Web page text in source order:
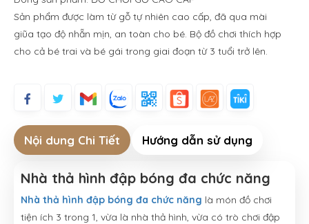
Sản phẩm được làm từ gỗ tự nhiên cao cấp, đã qua mài
giũa tạo độ nhẵn mịn, an toàn cho bé. Bộ đồ chơi thích hợp
cho cả bé trai và bé gái trong giai đoạn từ 3 tuổi trở lên.
Nội dung Chi Tiết Hướng dẫn sử dụng
Nhà thả hình đập bóng đa chức năng
Nhà thả hình đập bóng đa chức năng là món đồ chơi
tiện ích 3 trong 1, vừa là nhà thả hình, vừa có trò chơi đập